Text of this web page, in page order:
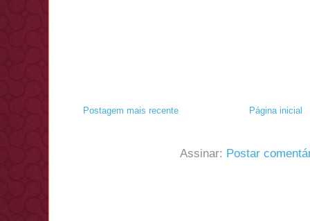
Postagem mais recente Página inicial
Assinar: Postar